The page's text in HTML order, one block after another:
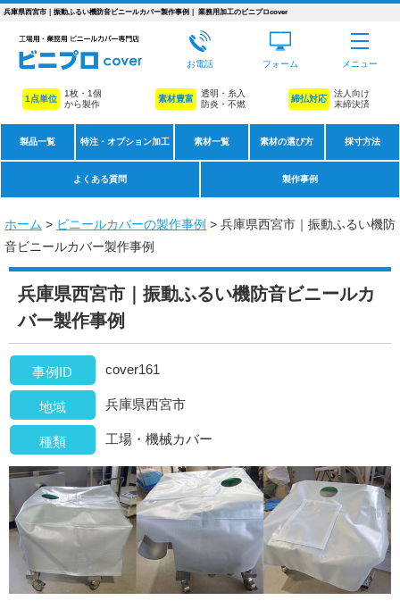
兵庫県西宮市｜振動ふるい機防音ビニールカバー製作事例｜ 業務用加工のビニプロcover
お電話 フォーム メニュー
1点単位
1枚・1個
から製作
素材豊富
透明・糸入
防炎・不燃
締払対応
法人向け
末締決済
製品一覧 特注・オプション加工 素材一覧 素材の選び方 採寸方法
よくある質問 製作事例
ホーム > ビニールカバーの製作事例 > 兵庫県西宮市｜振動ふるい機防
音ビニールカバー製作事例
兵庫県西宮市｜振動ふるい機防音ビニールカ
バー製作事例
事例ID cover161
地域 兵庫県西宮市
種類 工場・機械カバー